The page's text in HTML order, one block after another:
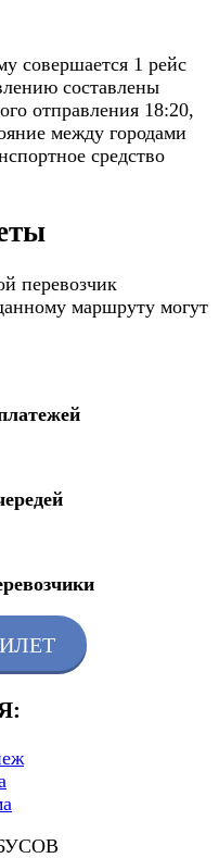
совершается 1 рейс
составлены
отправления 18:20,
между городами
средство
перевозчик
маршруту могут